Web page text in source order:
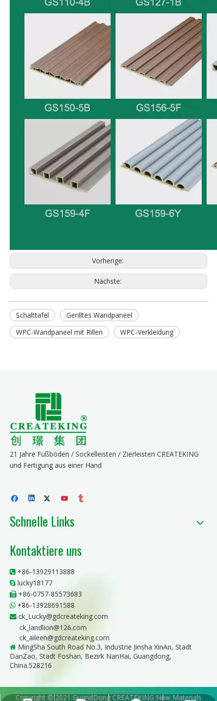
Vorherige:
Nächste:
Schalttafel
Gerilltes Wandpaneel
WPC-Wandpaneel mit Rillen
WPC-Verkleidung
21 Jahre Fußböden / Sockelleisten / Zierleisten CREATEKING
und Fertigung aus einer Hand
Schnelle Links
Kontaktiere uns
 +86-13929113888
 lucky18177
 +86-0757-85573683
 +86-13928691588
 ck_Lucky@gdcreateking.com
ck_landlion@126.com
ck_aileen@gdcreateking.com
 MingSha South Road No.3, Industrie Jinsha XinAn, Stadt
DanZao, Stadt Foshan, Bezirk NanHai, Guangdong,
China.528216
Copyright © 2021 GuandDong CREATEKING New Materials